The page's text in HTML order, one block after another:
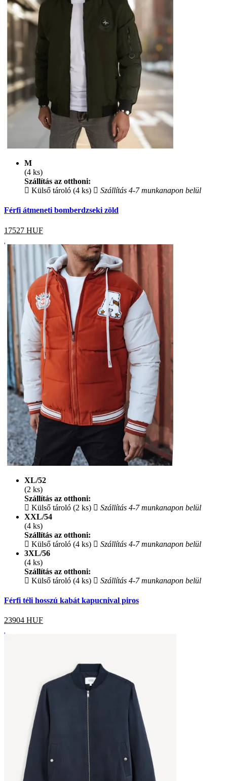
M
(4 ks)
Szállítás az otthoni:
Külső tároló (4 ks)
Szállítás 4-7 munkanapon belül
Férfi átmeneti bomberdzseki zöld
17527 HUF
XL/52
(2 ks)
Szállítás az otthoni:
Külső tároló (2 ks)
Szállítás 4-7 munkanapon belül
XXL/54
(4 ks)
Szállítás az otthoni:
Külső tároló (4 ks)
Szállítás 4-7 munkanapon belül
3XL/56
(4 ks)
Szállítás az otthoni:
Külső tároló (4 ks)
Szállítás 4-7 munkanapon belül
Férfi téli hosszú kabát kapucnival piros
23904 HUF